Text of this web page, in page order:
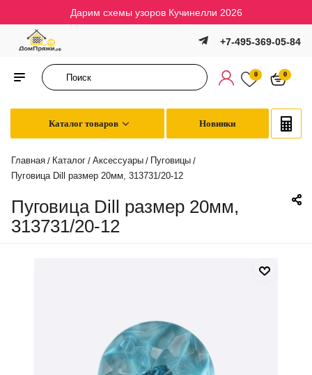
Дарим схемы узоров Кучинелли 2026
+7-495-369-05-84
0 0
Каталог товаров Новинки
Главная / Каталог / Аксессуары / Пуговицы /
Пуговица Dill размер 20мм, 313731/20-12
Пуговица Dill размер 20мм,
313731/20-12